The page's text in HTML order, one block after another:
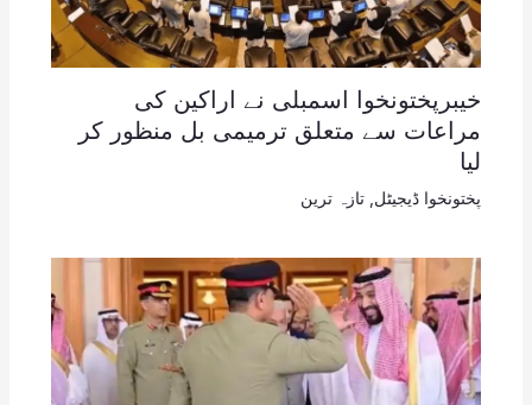
خیبرپختونخوا اسمبلی نے اراکین کی
مراعات سے متعلق ترمیمی بل منظور کر
لیا
پختونخوا ڈیجیٹل تازہ ترین